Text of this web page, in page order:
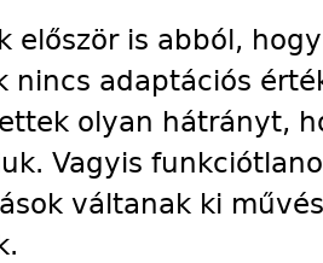
először is abból,
nincs adaptációs
olyan hátrányt,
Vagyis
váltanak ki